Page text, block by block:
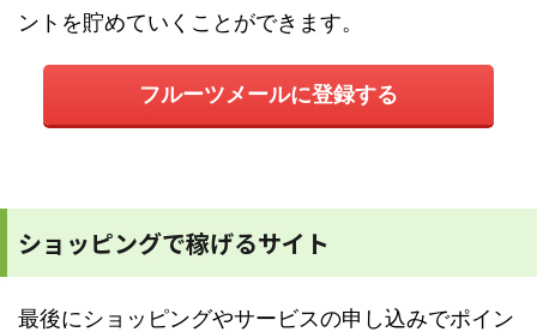
ントを貯めていくことができます。
フルーツメールに登録する
ショッピングで稼げるサイト
最後にショッピングやサービスの申し込みでポイン